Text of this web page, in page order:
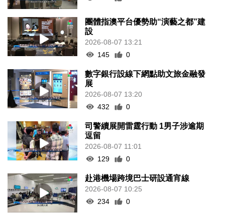
團體指澳平台優勢助“演藝之都”建
設
2026-08-07 13:21
145
0
數字銀行設線下網點助文旅金融發
展
2026-08-07 13:20
432
0
司警續展開雷霆行動 1男子涉逾期
逗留
2026-08-07 11:01
129
0
赴港機場跨境巴士研設通宵線
2026-08-07 10:25
234
0